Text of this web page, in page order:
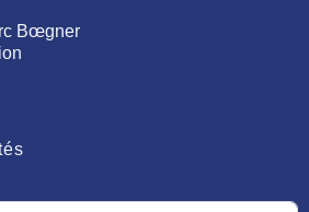
Bœgner